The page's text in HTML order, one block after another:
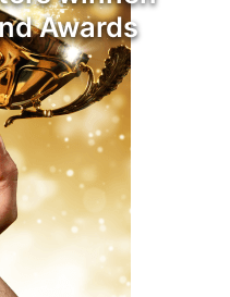
Awards